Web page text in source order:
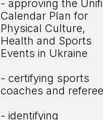
- approving the
Calendar Plan for
Physical Culture,
Health and Sports
Events in Ukraine
- certifying sports
coaches and
- identifying